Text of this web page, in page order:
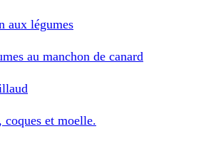
aux légumes
au manchon de canard
coques et moelle.